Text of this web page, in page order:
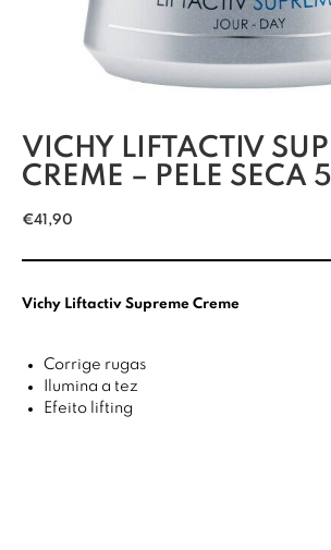
VICHY LIFTACTIV
CREME – PELE SECA
€41,90
Vichy Liftactiv Supreme Creme
Corrige rugas
Ilumina a tez
Efeito lifting